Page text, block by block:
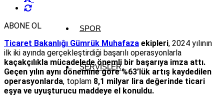
SPOR
SERVISLER
ABONE OL
Ticaret Bakanlığı Gümrük Muhafaza ekipleri, 2024 yılının
ilk iki ayında gerçekleştirdiği başarılı operasyonlarla
kaçakçılıkla mücadelede önemli bir başarıya imza attı.
Geçen yılın aynı dönemine göre %63’lük artış kaydedilen
operasyonlarda, toplam 8,1 milyar lira değerinde ticari
eşya ve uyuşturucu maddeye el konuldu.